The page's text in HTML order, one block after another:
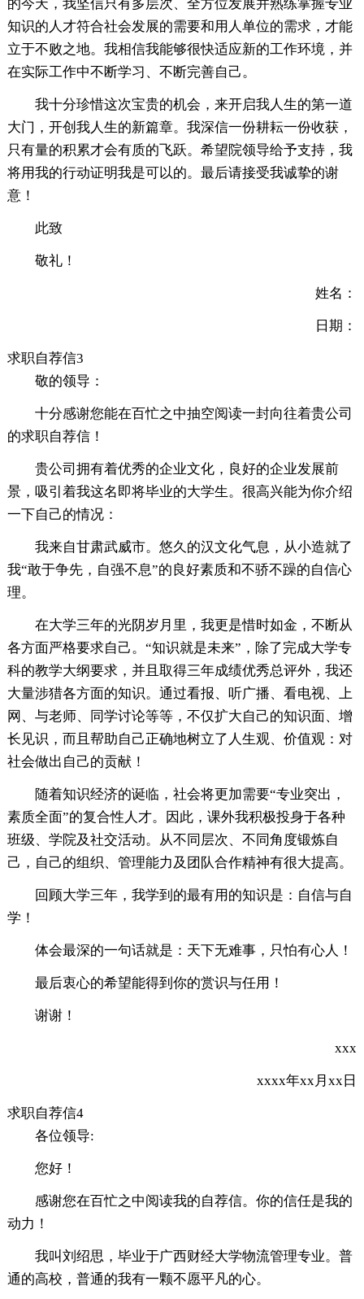
的今天，我坚信只有多层次、全方位发展并熟练掌握专业
知识的人才符合社会发展的需要和用人单位的需求，才能
立于不败之地。我相信我能够很快适应新的工作环境，并
在实际工作中不断学习、不断完善自己。
我十分珍惜这次宝贵的机会，来开启我人生的第一道
大门，开创我人生的新篇章。我深信一份耕耘一份收获，
只有量的积累才会有质的飞跃。希望院领导给予支持，我
将用我的行动证明我是可以的。最后请接受我诚挚的谢
意！
此致
敬礼！
姓名：
日期：
求职自荐信3
敬的领导：
十分感谢您能在百忙之中抽空阅读一封向往着贵公司
的求职自荐信！
贵公司拥有着优秀的企业文化，良好的企业发展前
景，吸引着我这名即将毕业的大学生。很高兴能为你介绍
一下自己的情况：
我来自甘肃武威市。悠久的汉文化气息，从小造就了
我“敢于争先，自强不息”的良好素质和不骄不躁的自信心
理。
在大学三年的光阴岁月里，我更是惜时如金，不断从
各方面严格要求自己。“知识就是未来”，除了完成大学专
科的教学大纲要求，并且取得三年成绩优秀总评外，我还
大量涉猎各方面的知识。通过看报、听广播、看电视、上
网、与老师、同学讨论等等，不仅扩大自己的知识面、增
长见识，而且帮助自己正确地树立了人生观、价值观：对
社会做出自己的贡献！
随着知识经济的诞临，社会将更加需要“专业突出，
素质全面”的复合性人才。因此，课外我积极投身于各种
班级、学院及社交活动。从不同层次、不同角度锻炼自
己，自己的组织、管理能力及团队合作精神有很大提高。
回顾大学三年，我学到的最有用的知识是：自信与自
学！
体会最深的一句话就是：天下无难事，只怕有心人！
最后衷心的希望能得到你的赏识与任用！
谢谢！
xxx
xxxx年xx月xx日
求职自荐信4
各位领导:
您好！
感谢您在百忙之中阅读我的自荐信。你的信任是我的
动力！
我叫刘绍思，毕业于广西财经大学物流管理专业。普
通的高校，普通的我有一颗不愿平凡的心。